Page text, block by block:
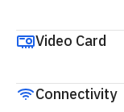
Video Card
Connectivity